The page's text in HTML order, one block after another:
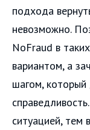
подхода
невозможно.
NoFraud в
вариантом, а
шагом, который
ситуацией, тем